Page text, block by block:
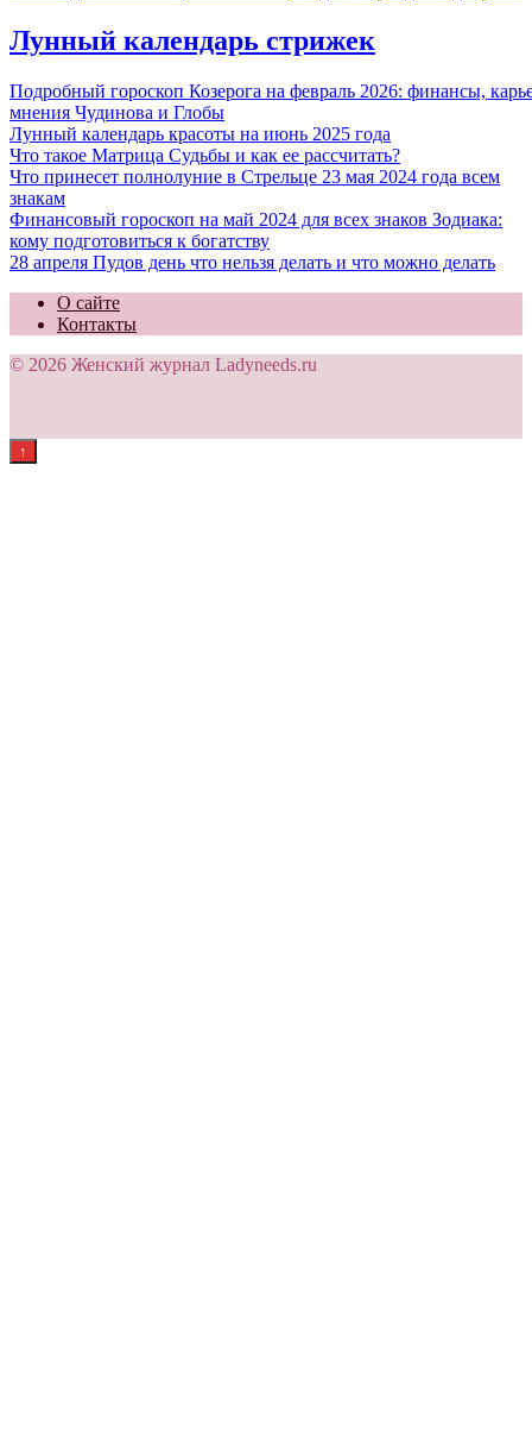
Лунный календарь стрижек
Подробный гороскоп Козерога на февраль 2026: финансы,
мнения Чудинова и Глобы
Лунный календарь красоты на июнь 2025 года
Что такое Матрица Судьбы и как ее рассчитать?
Что принесет полнолуние в Стрельце 23 мая 2024 года всем
знакам
Финансовый гороскоп на май 2024 для всех знаков Зодиака:
кому подготовиться к богатству
28 апреля Пудов день что нельзя делать и что можно делать
О сайте
Контакты
© 2026 Женский журнал Ladyneeds.ru